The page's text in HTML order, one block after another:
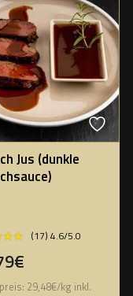
Jus (dunkle
(17) 4.6/5.0
29,48€/kg inkl.